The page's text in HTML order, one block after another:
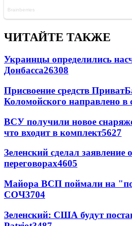
ЧИТАЙТЕ ТАКЖЕ
Украинцы определились
Донбасса26308
Присвоение средств
Коломойского направлено в
ВСУ получили новое
что входит в комплект5627
Зеленский сделал
переговорах4605
Майора ВСП поймали на
СОЧ3704
Зеленский: США будут